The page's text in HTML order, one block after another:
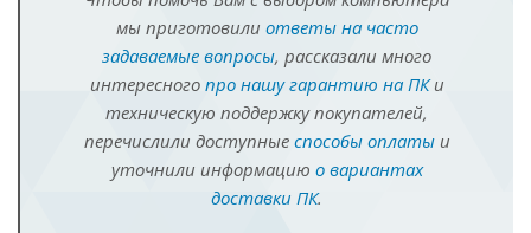
мы приготовили ответы на часто
задаваемые вопросы, рассказали много
интересного про нашу гарантию на ПКи
техническую поддержку покупателей,
перечислили доступные способы оплатыи
уточнили информацию о вариантах
доставки ПК.